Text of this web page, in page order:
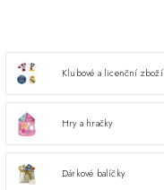
Klubové a licenční zboží
Hry a hračky
Dárkové balíčky